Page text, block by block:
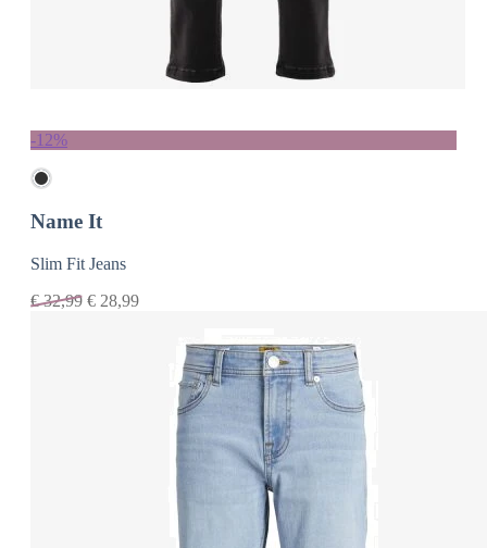
-12%
Name It
Slim Fit Jeans
€32,99 € 28,99